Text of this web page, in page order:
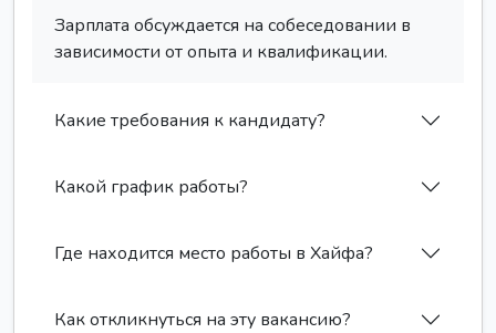
Зарплата обсуждается на собеседовании в
зависимости от опыта и квалификации.
Какие требования к кандидату?
Какой график работы?
Где находится место работы в Хайфа?
Как откликнуться на эту вакансию?